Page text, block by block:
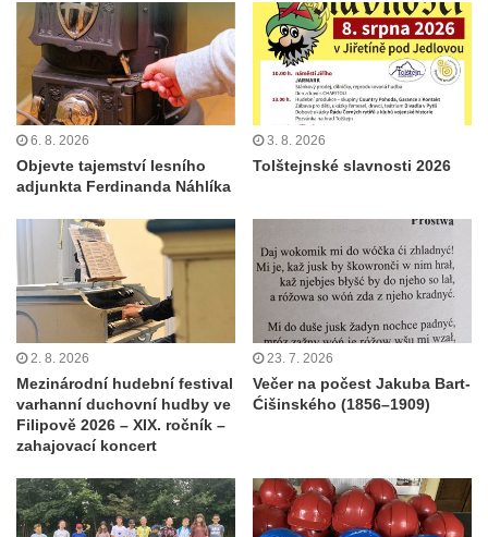
6. 8. 2026
Objevte tajemství lesního
adjunkta Ferdinanda Náhlíka
3. 8. 2026
Tolštejnské slavnosti 2026
2. 8. 2026
Mezinárodní hudební festival
varhanní duchovní hudby ve
Filipově 2026 – XIX. ročník –
zahajovací koncert
23. 7. 2026
Večer na počest Jakuba Bart-
Ćišinského (1856–1909)